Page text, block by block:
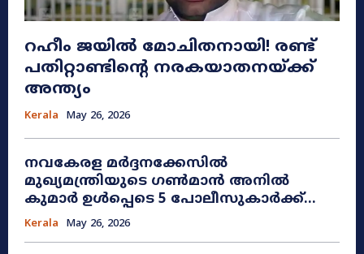
റഹീം ജയിൽ മോചിതനായി! രണ്ട്
പതിറ്റാണ്ടിന്റെ നരകയാതനയ്ക്ക്
അന്ത്യം
Kerala May 26, 2026
നവകേരള മർദ്ദനക്കേസിൽ
മുഖ്യമന്ത്രിയുടെ ഗൺമാൻ അനിൽ
കുമാർ ഉൾപ്പെടെ 5 പോലീസുകാർക്ക്...
Kerala May 26, 2026